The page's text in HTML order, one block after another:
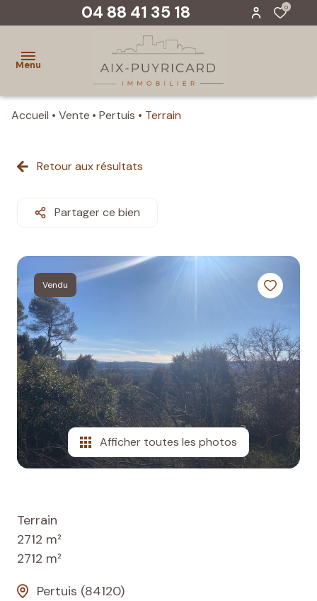
04 88 41 35 18 0
Menu
ventes
vendus
un
bien
notre
agence
avis
clients
contactez-
nous
Accueil Vente Pertuis Terrain
Retour aux résultats
Partager ce bien
Vendu
Afficher toutes les photos
Terrain
2712 m²
2712 m²
Pertuis (84120)